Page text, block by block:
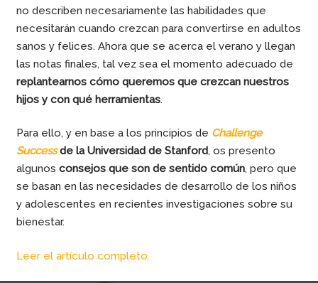
no describen necesariamente las habilidades que
necesitarán cuando crezcan para convertirse en adultos
sanos y felices. Ahora que se acerca el verano y llegan
las notas finales, tal vez sea el momento adecuado de
replantearnos cómo queremos que crezcan nuestros
hijos y con qué herramientas.
Para ello, y en base a los principios de Challenge
Successde la Universidad de Stanford, os presento
algunos consejos que son de sentido común, pero que
se basan en las necesidades de desarrollo de los niños
y adolescentes en recientes investigaciones sobre su
bienestar.
Leer el artículo completo.